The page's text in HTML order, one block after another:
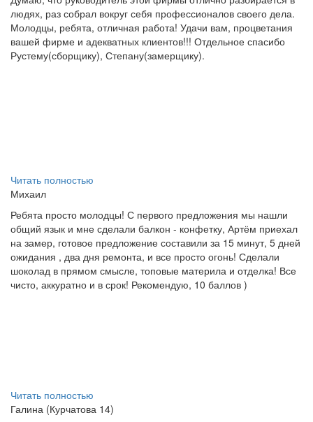
людях, раз собрал вокруг себя профессионалов своего дела.
Молодцы, ребята, отличная работа! Удачи вам, процветания
вашей фирме и адекватных клиентов!!! Отдельное спасибо
Рустему(сборщику), Степану(замерщику).
Читать полностью
Михаил
Ребята просто молодцы! С первого предложения мы нашли
общий язык и мне сделали балкон - конфетку, Артём приехал
на замер, готовое предложение составили за 15 минут, 5 дней
ожидания , два дня ремонта, и все просто огонь! Сделали
шоколад в прямом смысле, топовые материла и отделка! Все
чисто, аккуратно и в срок! Рекомендую, 10 баллов )
Читать полностью
Галина (Курчатова 14)